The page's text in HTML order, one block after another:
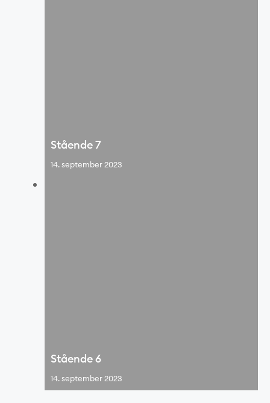
Stående 7
14. september 2023
Stående 6
14. september 2023